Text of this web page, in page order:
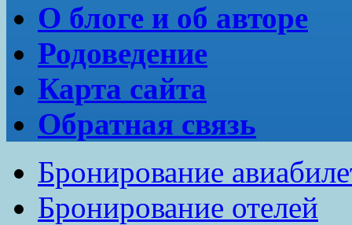
О блоге и об авторе
Родоведение
Карта сайта
Обратная связь
Бронирование
Бронирование отелей